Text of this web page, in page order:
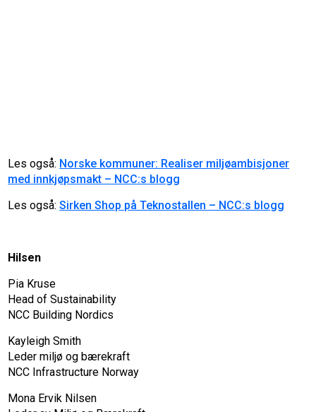
Les også: Norske kommuner: Realiser miljøambisjoner
med innkjøpsmakt – NCC:s blogg
Les også:Sirken Shop på Teknostallen – NCC:s blogg
Hilsen
Pia Kruse
Head of Sustainability
NCC Building Nordics
Kayleigh Smith
Leder miljø og bærekraft
NCC Infrastructure Norway
Mona Ervik Nilsen